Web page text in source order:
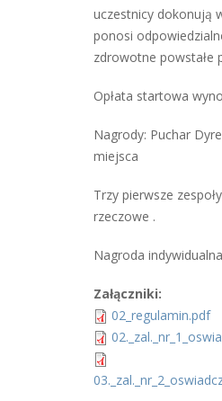
uczestnicy dokonują
ponosi
zdrowotne powstałe
Opłata startowa
Nagrody: Puchar
miejsca
Trzy pierwsze
rzeczowe .
Nagroda
Załączniki:
02_regulamin.pdf